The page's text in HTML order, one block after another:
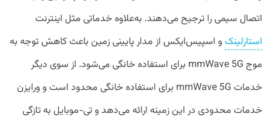
اتصال سیمی را ترجیح می‌دهند. به‌علاوه خدماتی مثل اینترنت
استارلینکو اسپیس‌ایکس از مدار پایینی زمین باعث کاهش توجه به
موج mmWave 5G برای استفاده خانگی می‌شود. از سوی دیگر
خدمات mmWave 5G برای استفاده خانگی محدود است و ورایزن
خدمات محدودی در این زمینه ارائه می‌دهد و تی‌-موبایل به تازگی